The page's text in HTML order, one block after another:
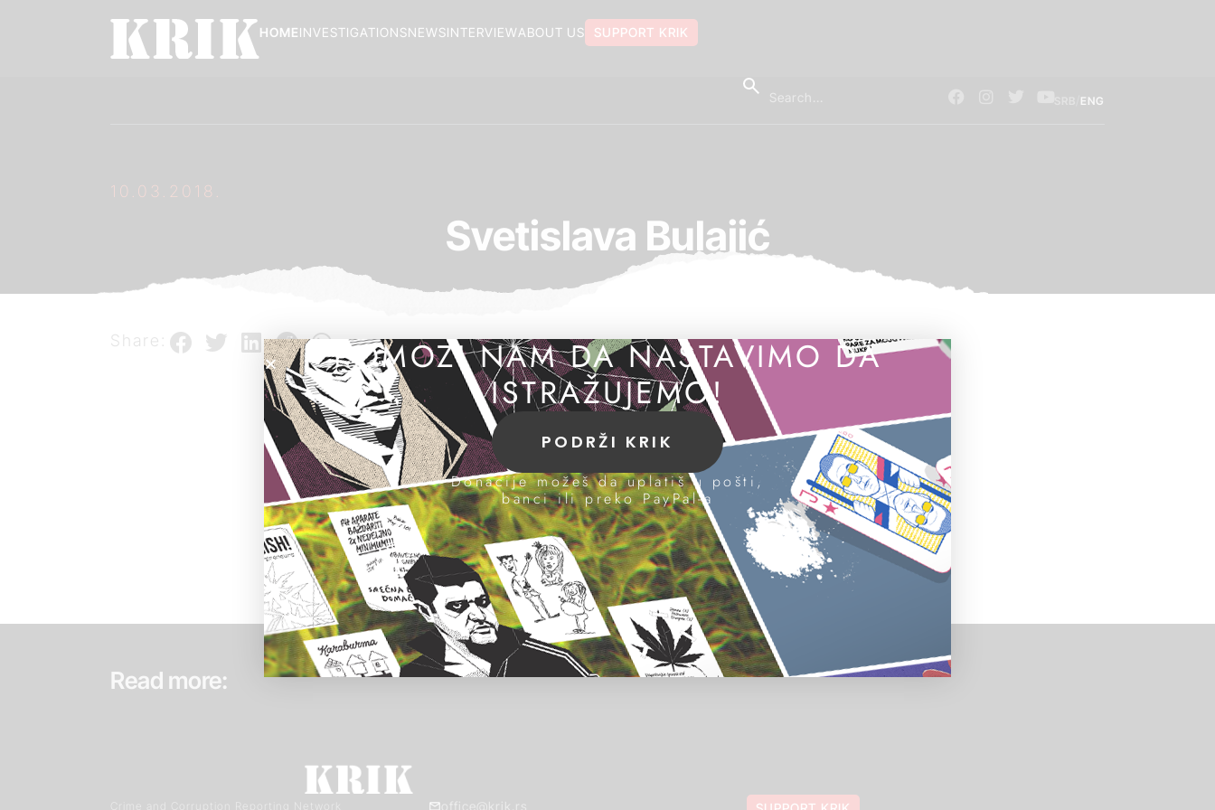
SUPPORT KRIK
ABOUT US
INTERVIEW
NEWS
INVESTIGATIONS
HOME
ENG
10.03.2018.
Svetislava Bulajić
Share:
Read more:
Crime and Corruption Reporting Network office@krik.rs
POMOZI NAM DA NASTAVIMO DA
ISTRAŽUJEMO!
PODRŽI KRIK
Donacije možeš da uplatiš u pošti,
banci ili preko PayPal-a